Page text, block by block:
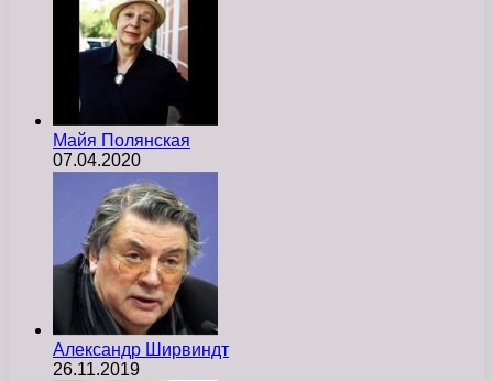
Майя Полянская
07.04.2020
Александр Ширвиндт
26.11.2019